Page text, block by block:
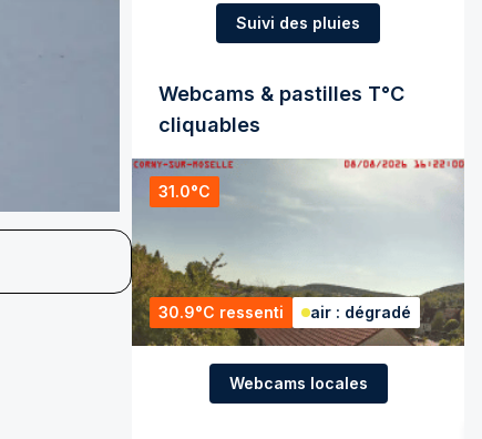
Suivi des pluies
Webcams & pastilles T°C
cliquables
31.0°C
30.9°C ressenti air : dégradé
Webcams locales